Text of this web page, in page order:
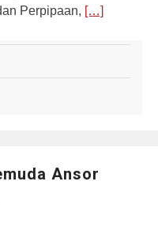
Perpipaan, […]
Ansor